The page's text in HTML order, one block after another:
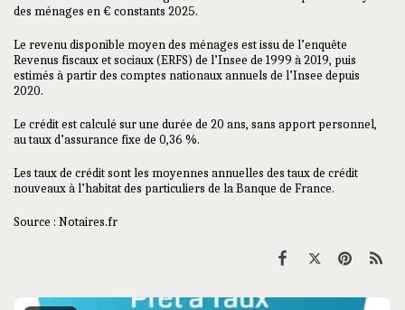
des ménages en € constants 2025.
Le revenu disponible moyen des ménages est issu de l’enquête
Revenus fiscaux et sociaux (ERFS) de l’Insee de 1999 à 2019, puis
estimés à partir des comptes nationaux annuels de l’Insee depuis
2020.
Le crédit est calculé sur une durée de 20 ans, sans apport personnel,
au taux d’assurance fixe de 0,36 %.
Les taux de crédit sont les moyennes annuelles des taux de crédit
nouveaux à l’habitat des particuliers de la Banque de France.
Source : Notaires.fr